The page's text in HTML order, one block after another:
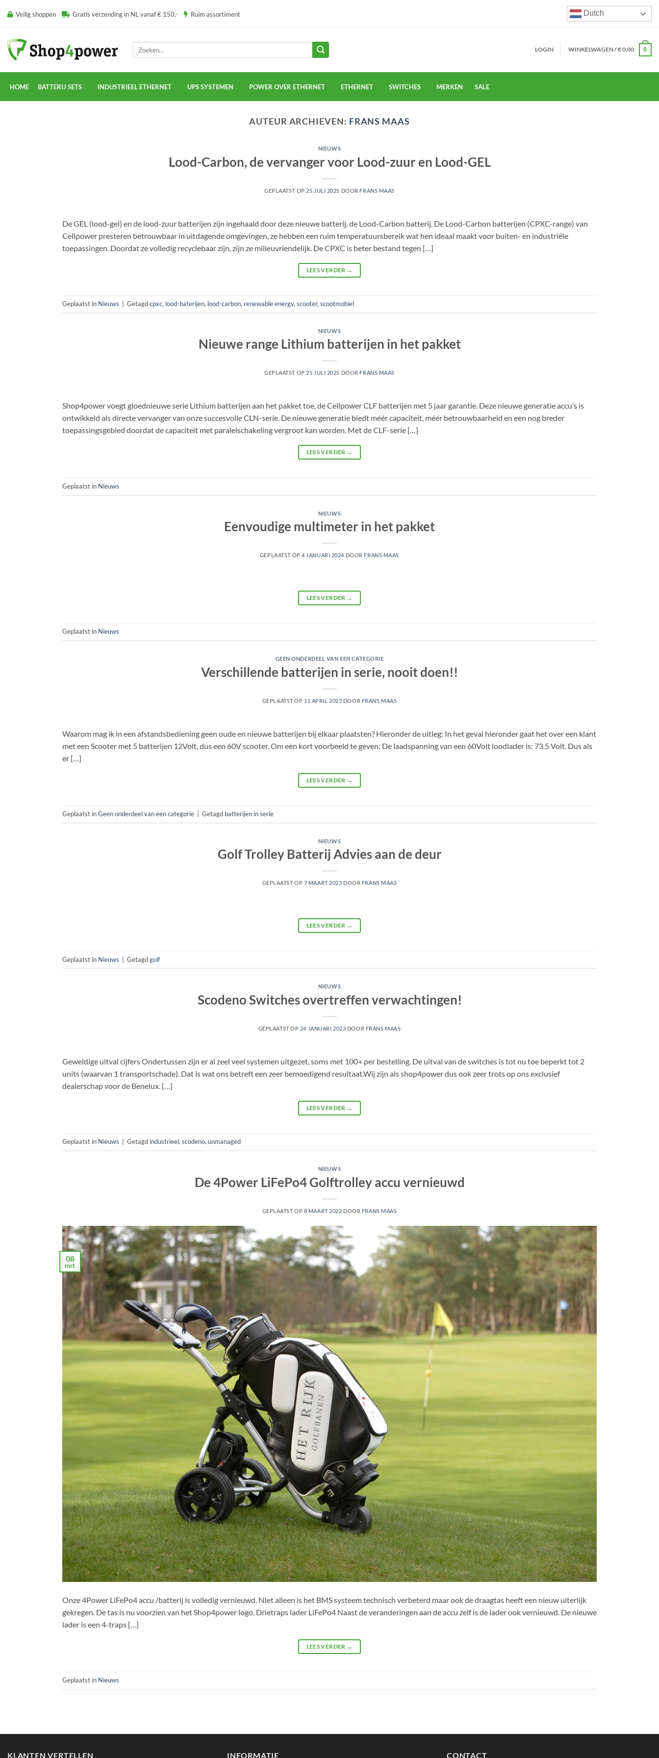
naar Veilig shoppen Gratis verzending in NL vanaf € 150,- Ruim assortiment Dutch
LOGIN WINKELWAGEN /€0,00 0
HOME BATTERIJ SETS INDUSTRIEEL ETHERNET UPS SYSTEMEN POWER OVER ETHERNET ETHERNET SWITCHES MERKEN SALE
AUTEUR ARCHIEVEN: FRANS MAAS
NIEUWS
Lood-Carbon, de vervanger voor Lood-zuur en Lood-GEL
GEPLAATST OP 25 JULI 2025 DOOR FRANS MAAS
De GEL (lood-gel) en de lood-zuur batterijen zijn ingehaald door deze nieuwe batterij, de Lood-Carbon batterij. De Lood-Carbon batterijen (CPXC-range) van
Cellpower presteren betrouwbaar in uitdagende omgevingen, ze hebben een ruim temperatuursbereik wat hen ideaal maakt voor buiten- en industriële
toepassingen. Doordat ze volledig recyclebaar zijn, zijn ze milieuvriendelijk. De CPXC is beter bestand tegen […]
LEES VERDER →
Geplaatst in Nieuws Getagdcpxc, lood-baterijen, lood-carbon, renewable energy, scooter, scootmobiel
NIEUWS
Nieuwe range Lithium batterijen in het pakket
GEPLAATST OP 25 JULI 2025 DOOR FRANS MAAS
Shop4power voegt gloednieuwe serie Lithium batterijen aan het pakket toe, de Cellpower CLF batterijen met 5 jaar garantie. Deze nieuwe generatie accu’s is
ontwikkeld als directe vervanger van onze succesvolle CLN-serie. De nieuwe generatie biedt méér capaciteit, méér betrouwbaarheid en een nog breder
toepassingsgebied doordat de capaciteit met paralelschakeling vergroot kan worden. Met de CLF-serie […]
LEES VERDER →
Geplaatst in Nieuws
NIEUWS
Eenvoudige multimeter in het pakket
GEPLAATST OP4 JANUARI 2024 DOOR FRANS MAAS
LEES VERDER →
Geplaatst in Nieuws
GEEN ONDERDEEL VAN EEN CATEGORIE
Verschillende batterijen in serie, nooit doen!!
GEPLAATST OP 11 APRIL 2023 DOOR FRANS MAAS
Waarom mag ik in een afstandsbediening geen oude en nieuwe batterijen bij elkaar plaatsten? Hieronder de uitleg: In het geval hieronder gaat het over een klant
met een Scooter met 5 batterijen 12Volt, dus een 60V scooter. Om een kort voorbeeld te geven: De laadspanning van een 60Volt loodlader is: 73,5 Volt. Dus als
er […]
LEES VERDER →
Geplaatst inGeen onderdeel van een categorie Getagd batterijen in serie
NIEUWS
Golf Trolley Batterij Advies aan de deur
GEPLAATST OP 7 MAART 2023 DOOR FRANS MAAS
LEES VERDER →
Geplaatst in Nieuws Getagdgolf
NIEUWS
Scodeno Switches overtreffen verwachtingen!
GEPLAATST OP 24 JANUARI 2023 DOOR FRANS MAAS
Geweldige uitval cijfers Ondertussen zijn er al zeel veel systemen uitgezet, soms met 100+ per bestelling. De uitval van de switches is tot nu toe beperkt tot 2
units (waarvan 1 transportschade). Dat is wat ons betreft een zeer bemoedigend resultaat.Wij zijn als shop4power dus ook zeer trots op ons exclusief
dealerschap voor de Benelux. […]
LEES VERDER →
Geplaatst in Nieuws Getagd industrieel,scodeno,unmanaged
NIEUWS
De 4Power LiFePo4 Golftrolley accu vernieuwd
GEPLAATST OP 8 MAART 2022 DOOR FRANS MAAS
08
mrt
Onze 4Power LiFePo4 accu /batterij is volledig vernieuwd. NIet alleen is het BMS systeem technisch verbeterd maar ook de draagtas heeft een nieuw uiterlijk
gekregen. De tas is nu voorzien van het Shop4power logo. Drietraps lader LiFePo4 Naast de veranderingen aan de accu zelf is de lader ook vernieuwd. De nieuwe
lader is een 4-traps […]
LEES VERDER →
Geplaatst in Nieuws
KLANTEN VERTELLEN INFORMATIE CONTACT